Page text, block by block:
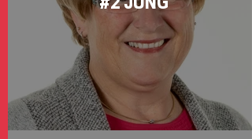
#2 JUNG